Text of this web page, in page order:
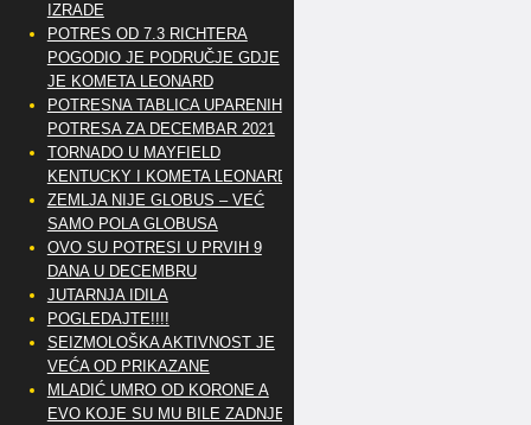
IZRADE
POTRES OD 7.3 RICHTERA
POGODIO JE PODRUČJE GDJE
JE KOMETA LEONARD
POTRESNA TABLICA UPARENIH
POTRESA ZA DECEMBAR 2021
TORNADO U MAYFIELD
KENTUCKY I KOMETA LEONARD
ZEMLJA NIJE GLOBUS – VEĆ
SAMO POLA GLOBUSA
OVO SU POTRESI U PRVIH 9
DANA U DECEMBRU
JUTARNJA IDILA
POGLEDAJTE!!!!
SEIZMOLOŠKA AKTIVNOST JE
VEĆA OD PRIKAZANE
MLADIĆ UMRO OD KORONE A
EVO KOJE SU MU BILE ZADNJE